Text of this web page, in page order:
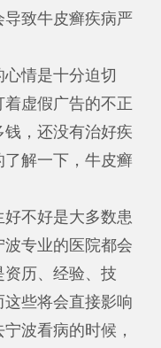
致牛皮癣疾病严
情是十分迫切
虚假广告的不正
，还没有治好疾
解一下，牛皮癣
不好是大多数患
专业的医院都会
历、经验、技
些将会直接影响
波看病的时候，